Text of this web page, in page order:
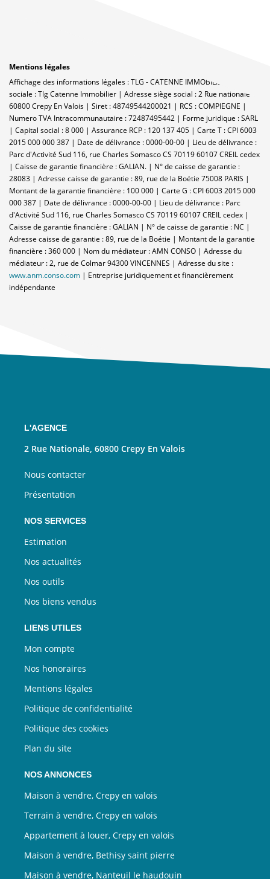
Mentions légales
Affichage des informations légales : TLG - CATENNE IMMOBILIER | Raison
sociale : Tlg Catenne Immobilier | Adresse siège social : 2 Rue nationale -
60800 Crepy En Valois | Siret : 48749544200021 | RCS : COMPIEGNE |
Numero TVA Intracommunautaire : 72487495442 | Forme juridique : SARL
| Capital social : 8 000 | Assurance RCP : 120 137 405 | Carte T : CPI 6003
2015 000 000 387 | Date de délivrance : 0000-00-00 | Lieu de délivrance :
Parc d'Activité Sud 116, rue Charles Somasco CS 70119 60107 CREIL cedex
| Caisse de garantie financière : GALIAN. | N° de caisse de garantie :
28083 | Adresse caisse de garantie : 89, rue de la Boétie 75008 PARIS |
Montant de la garantie financière : 100 000 | Carte G : CPI 6003 2015 000
000 387 | Date de délivrance : 0000-00-00 | Lieu de délivrance : Parc
d'Activité Sud 116, rue Charles Somasco CS 70119 60107 CREIL cedex |
Caisse de garantie financière : GALIAN | N° de caisse de garantie : NC |
Adresse caisse de garantie : 89, rue de la Boétie | Montant de la garantie
financière : 360 000 | Nom du médiateur : AMN CONSO | Adresse du
médiateur : 2, rue de Colmar 94300 VINCENNES | Adresse du site :
www.anm.conso.com | Entreprise juridiquement et financièrement
indépendante
L'AGENCE
2 Rue Nationale, 60800 Crepy En Valois
Nous contacter
Présentation
NOS SERVICES
Estimation
Nos actualités
Nos outils
Nos biens vendus
LIENS UTILES
Mon compte
Nos honoraires
Mentions légales
Politique de confidentialité
Politique des cookies
Plan du site
NOS ANNONCES
Maison à vendre, Crepy en valois
Terrain à vendre, Crepy en valois
Appartement à louer, Crepy en valois
Maison à vendre, Bethisy saint pierre
Maison à vendre, Nanteuil le haudouin